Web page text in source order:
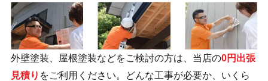
外壁塗装、屋根塗装などをご検討の方は、当店の0円出張
見積り をご利用ください。どんな工事が必要か、いくら